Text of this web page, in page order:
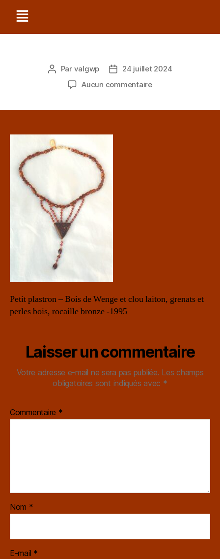
Par valgwp
24 juillet 2024
Aucun commentaire
Petit plastron – Bois de Wenge et clou laiton, grenats et
perles bois, rocaille bronze -1995
Laisser un commentaire
Votre adresse e-mail ne sera pas publiée. Les champs
obligatoires sont indiqués avec *
Commentaire *
Nom *
E-mail *